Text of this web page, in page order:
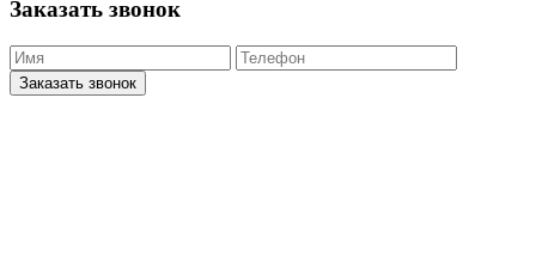
Заказать звонок
Заказать звонок